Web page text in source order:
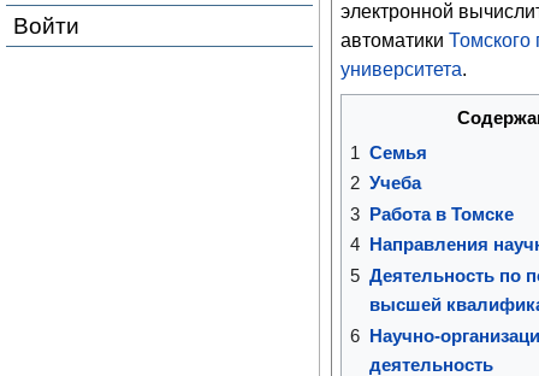
Войти
электронной
автоматики Томского
университета.
1 Семья
2 Учеба
3 Работа в Томске
4
Направления
5 Деятельность по
высшей
6 Научно-
деятельность